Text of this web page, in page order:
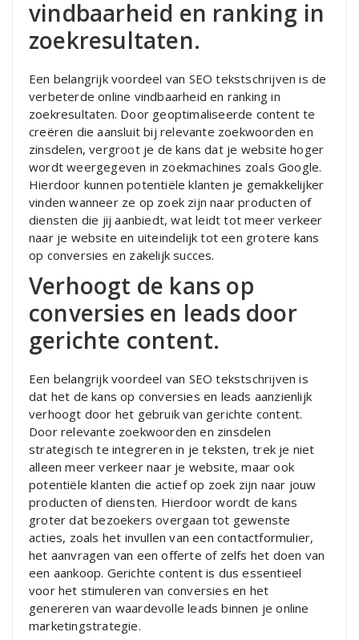
vindbaarheid en ranking in
zoekresultaten.
Een belangrijk voordeel van SEO tekstschrijven is de
verbeterde online vindbaarheid en ranking in
zoekresultaten. Door geoptimaliseerde content te
creëren die aansluit bij relevante zoekwoorden en
zinsdelen, vergroot je de kans dat je website hoger
wordt weergegeven in zoekmachines zoals Google.
Hierdoor kunnen potentiële klanten je gemakkelijker
vinden wanneer ze op zoek zijn naar producten of
diensten die jij aanbiedt, wat leidt tot meer verkeer
naar je website en uiteindelijk tot een grotere kans
op conversies en zakelijk succes.
Verhoogt de kans op
conversies en leads door
gerichte content.
Een belangrijk voordeel van SEO tekstschrijven is
dat het de kans op conversies en leads aanzienlijk
verhoogt door het gebruik van gerichte content.
Door relevante zoekwoorden en zinsdelen
strategisch te integreren in je teksten, trek je niet
alleen meer verkeer naar je website, maar ook
potentiële klanten die actief op zoek zijn naar jouw
producten of diensten. Hierdoor wordt de kans
groter dat bezoekers overgaan tot gewenste
acties, zoals het invullen van een contactformulier,
het aanvragen van een offerte of zelfs het doen van
een aankoop. Gerichte content is dus essentieel
voor het stimuleren van conversies en het
genereren van waardevolle leads binnen je online
marketingstrategie.